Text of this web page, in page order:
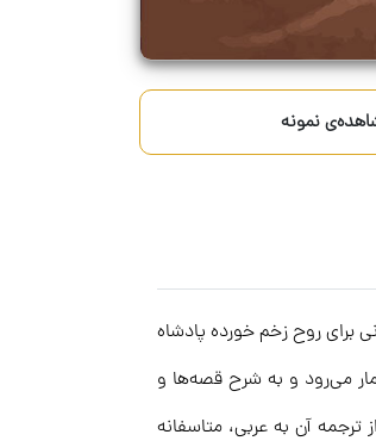
نمونه
برای روح زخم خورده پادشاه
می‌رود و به شرح قصه‌ها و
آن به عربی، متاسفانه